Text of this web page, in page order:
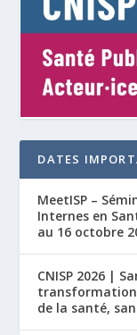
DATES
MeetISP –
Internes en
au 16 octobre
CNISP 2026 |
de la santé,